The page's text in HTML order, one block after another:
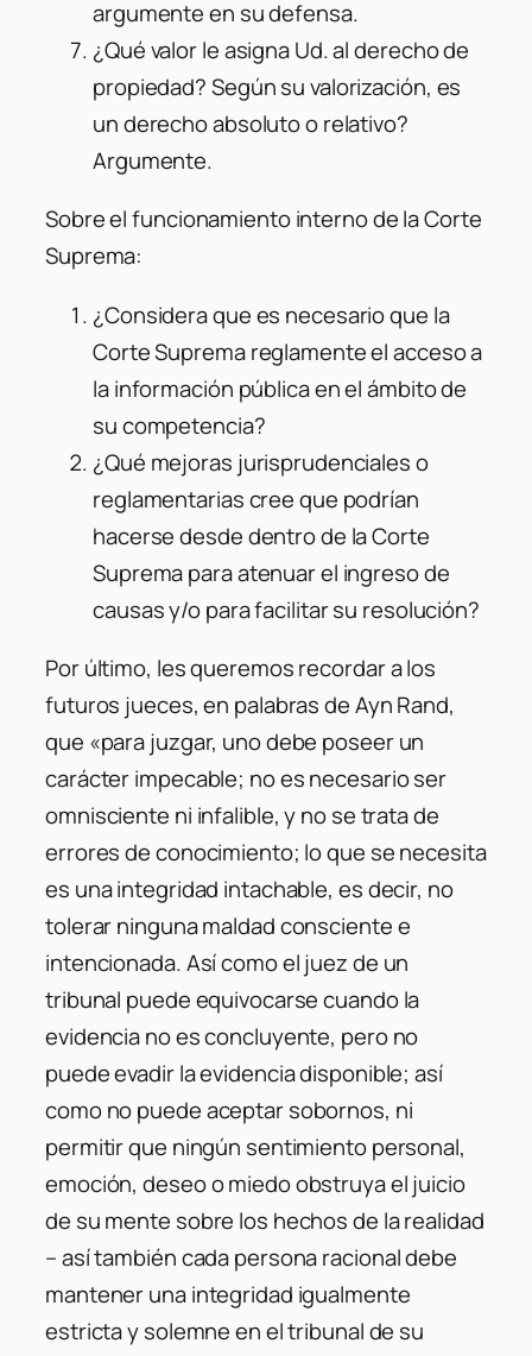
argumente en su defensa.
¿Qué valor le asigna Ud. al derecho de
propiedad? Según su valorización, es
un derecho absoluto o relativo?
Argumente.
Sobre el funcionamiento interno de la Corte
Suprema:
¿Considera que es necesario que la
Corte Suprema reglamente el acceso a
la información pública en el ámbito de
su competencia?
¿Qué mejoras jurisprudenciales o
reglamentarias cree que podrían
hacerse desde dentro de la Corte
Suprema para atenuar el ingreso de
causas y/o para facilitar su resolución?
Por último, les queremos recordar a los
futuros jueces, en palabras de Ayn Rand,
que «para juzgar, uno debe poseer un
carácter impecable; no es necesario ser
omnisciente ni infalible, y no se trata de
errores de conocimiento; lo que se necesita
es una integridad intachable, es decir, no
tolerar ninguna maldad consciente e
intencionada. Así como el juez de un
tribunal puede equivocarse cuando la
evidencia no es concluyente, pero no
puede evadir la evidencia disponible; así
como no puede aceptar sobornos, ni
permitir que ningún sentimiento personal,
emoción, deseo o miedo obstruya el juicio
de su mente sobre los hechos de la realidad
– así también cada persona racional debe
mantener una integridad igualmente
estricta y solemne en el tribunal de su